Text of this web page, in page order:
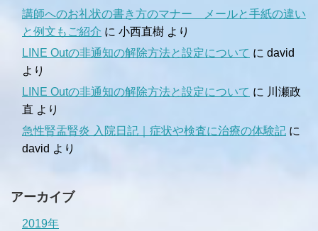
講師へのお礼状の書き方のマナー メールと手紙の違い
と例文もご紹介 に 小西直樹 より
LINE Outの非通知の解除方法と設定について に david
より
LINE Outの非通知の解除方法と設定について に 川瀬政
直 より
急性腎盂腎炎 入院日記｜症状や検査に治療の体験記 に
david より
アーカイブ
2019年